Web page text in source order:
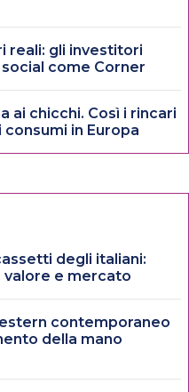
reali: gli investitori
come Corner
ai chicchi. Così i rincari
in Europa
degli italiani:
e mercato
contemporaneo
della mano